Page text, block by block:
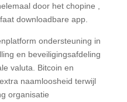
door het chopine ,
downloadbare app.
ondersteuning in
en beveiligingsafdeling
valuta. Bitcoin en
naamloosheid terwijl
organisatie